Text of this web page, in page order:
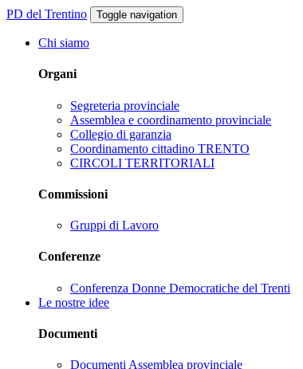
PD del Trentino Toggle navigation
Chi siamo
Organi
Segreteria provinciale
Assemblea e coordinamento provinciale
Collegio di garanzia
Coordinamento cittadino TRENTO
CIRCOLI TERRITORIALI
Commissioni
Gruppi di Lavoro
Conferenze
Conferenza Donne Democratiche del Trenti
Le nostre idee
Documenti
Documenti Assemblea provinciale